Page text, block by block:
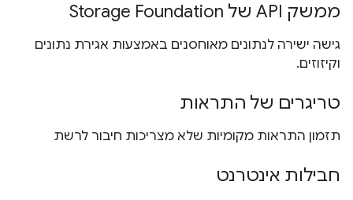
ממשק API של Storage Foundation
גישה ישירה לנתונים מאוחסנים באמצעות אגירת נתונים
וקיזוזים.
טריגרים של התראות
תזמון התראות מקומיות שלא מצריכות חיבור לרשת
חבילות אינטרנט